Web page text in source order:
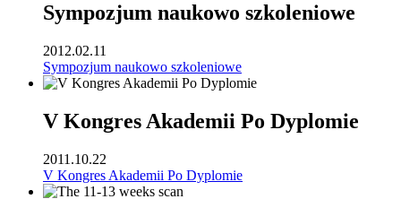
Sympozjum naukowo szkoleniowe
2012.02.11
Sympozjum naukowo szkoleniowe
V Kongres Akademii Po Dyplomie
2011.10.22
V Kongres Akademii Po Dyplomie